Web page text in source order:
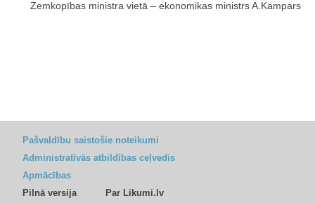
Zemkopības ministra vietā – ekonomikas ministrs A.Kampars
Pašvaldību saistošie noteikumi
Administratīvās atbildības ceļvedis
Apmācības
Pilnā versija
Par Likumi.lv